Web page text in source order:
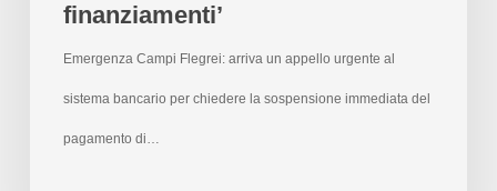
finanziamenti’
Emergenza Campi Flegrei: arriva un appello urgente al
sistema bancario per chiedere la sospensione immediata del
pagamento di…